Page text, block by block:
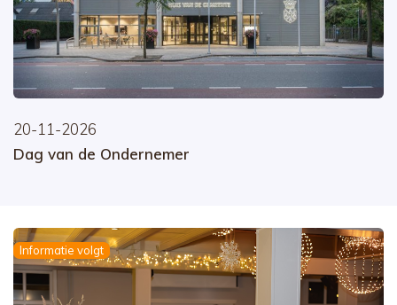
20-11-2026
Dag van de Ondernemer
Informatie volgt